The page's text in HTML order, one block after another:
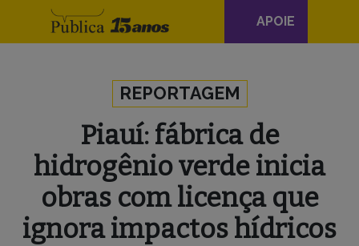
Navegação
principal
APOIE
REPORTAGEM
Piauí: fábrica de
hidrogênio verde inicia
obras com licença que
ignora impactos hídricos